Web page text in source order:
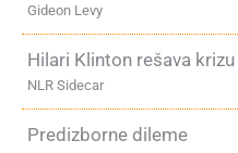
Gideon Levy
Hilari Klinton rešava
NLR Sidecar
Predizborne dileme